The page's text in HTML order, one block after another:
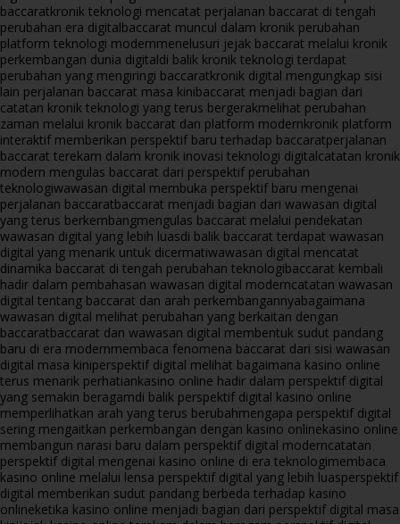
baccaratkronik teknologi mencatat perjalanan baccarat di tengah
perubahan era digitalbaccarat muncul dalam kronik perubahan
platform teknologi modernmenelusuri jejak baccarat melalui kronik
perkembangan dunia digitaldi balik kronik teknologi terdapat
perubahan yang mengiringi baccaratkronik digital mengungkap sisi
lain perjalanan baccarat masa kinibaccarat menjadi bagian dari
catatan kronik teknologi yang terus bergerakmelihat perubahan
zaman melalui kronik baccarat dan platform modernkronik platform
interaktif memberikan perspektif baru terhadap baccaratperjalanan
baccarat terekam dalam kronik inovasi teknologi digitalcatatan kronik
modern mengulas baccarat dari perspektif perubahan
teknologiwawasan digital membuka perspektif baru mengenai
perjalanan baccaratbaccarat menjadi bagian dari wawasan digital
yang terus berkembangmengulas baccarat melalui pendekatan
wawasan digital yang lebih luasdi balik baccarat terdapat wawasan
digital yang menarik untuk dicermatiwawasan digital mencatat
dinamika baccarat di tengah perubahan teknologibaccarat kembali
hadir dalam pembahasan wawasan digital moderncatatan wawasan
digital tentang baccarat dan arah perkembangannyabagaimana
wawasan digital melihat perubahan yang berkaitan dengan
baccaratbaccarat dan wawasan digital membentuk sudut pandang
baru di era modernmembaca fenomena baccarat dari sisi wawasan
digital masa kiniperspektif digital melihat bagaimana kasino online
terus menarik perhatiankasino online hadir dalam perspektif digital
yang semakin beragamdi balik perspektif digital kasino online
memperlihatkan arah yang terus berubahmengapa perspektif digital
sering mengaitkan perkembangan dengan kasino onlinekasino online
membangun narasi baru dalam perspektif digital moderncatatan
perspektif digital mengenai kasino online di era teknologimembaca
kasino online melalui lensa perspektif digital yang lebih luasperspektif
digital memberikan sudut pandang berbeda terhadap kasino
onlineketika kasino online menjadi bagian dari perspektif digital masa